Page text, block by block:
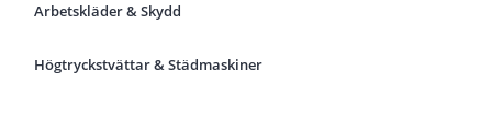
Arbetskläder & Skydd
Högtryckstvättar & Städmaskiner